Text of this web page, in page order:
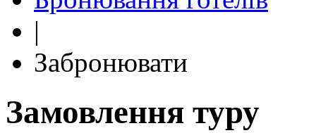
|
Забронювати
Замовлення туру